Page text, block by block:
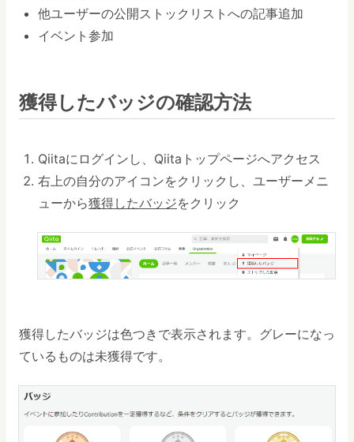
他ユーザーの公開ストックリストへの記事追加
イベント参加
獲得したバッジの確認方法
Qiitaにログインし、Qiitaトップページへアクセス
右上の自分のアイコンをクリックし、ユーザーメニ
ューから獲得したバッジをクリック
獲得したバッジは色つきで表示されます。グレーになっ
ているものは未獲得です。